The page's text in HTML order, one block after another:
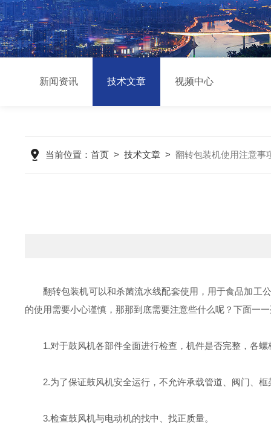
新闻资讯 技术文章 视频中心
当前位置： 首页> 技术文章> 翻转包装机使用注意事
翻转包装机可以和杀菌流水线配套使用，用于食品加工
的使用需要小心谨慎，那那到底需要注意些什么呢？下面一
1.对于鼓风机各部件全面进行检查，机件是否完整，各
2.为了保证鼓风机安全运行，不允许承载管道、阀门、
3.检查鼓风机与电动机的找中、找正质量。